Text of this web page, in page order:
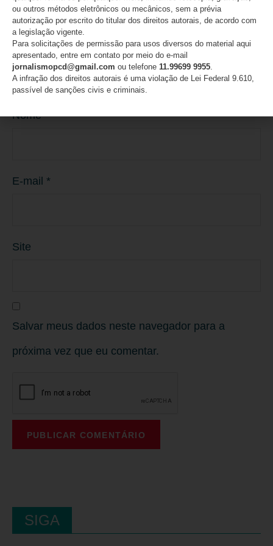
Nome*
E-mail *
Site
Salvar meus dados neste navegador para a
próxima vez que eu comentar.
SIGA
ou outros métodos eletrônicos ou mecânicos, sem a prévia
autorização por escrito do titular dos direitos autorais, de acordo com
a legislação vigente.
Para solicitações de permissão para usos diversos do material aqui
apresentado, entre em contato por meio do e-mail
jornalismopcd@gmail.com ou telefone 11.99699 9955
A infração dos direitos autorais é uma violação de Lei Federal 9.610,
passível de sanções civis e criminais.